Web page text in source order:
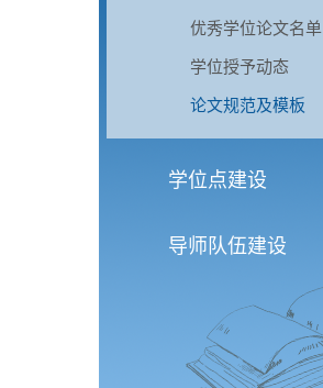
优秀学位论文名单
学位授予动态
论文规范及模板
学位点建设
导师队伍建设